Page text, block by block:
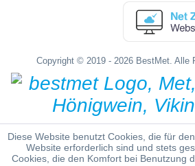
Copyright © 2019 - 2026 BestMet. Alle
Diese Website benutzt Cookies, die für
Website erforderlich sind und stets
Cookies, die den Komfort bei Benutzung